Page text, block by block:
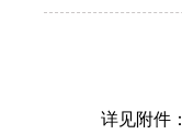
详见附件：